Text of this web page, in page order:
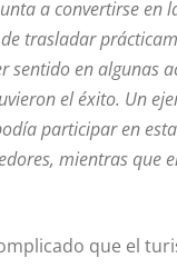
a convertirse en
trasladar
sentido en algunas
el éxito. Un
participar en
mientras que
que el